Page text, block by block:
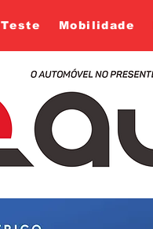
Teste Mobilidade